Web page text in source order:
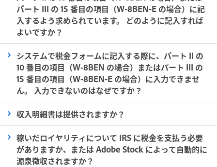
パート III の 15 番目の項目（W-8BEN-E の場合）に記
入するよう求められています。 どのように記入すれば
よいですか？
システムで税金フォームに記入する際に、パート II の
10 番目の項目（W-8BEN の場合）またはパート III の
15 番目の項目（W-8BEN-E の場合）に入力できませ
ん。 入力できないのはなぜですか？
収入明細書は提供されますか？
稼いだロイヤリティについて IRS に税金を支払う必要
がありますか、または Adobe Stock によって自動的に
源泉徴収されますか？